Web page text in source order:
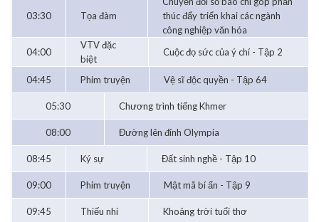
03:30 Tọa đàm
thúc đẩy triển khai các ngành
công nghiệp văn hóa
04:00
VTV đặc
biệt
Cuộc đọ sức của ý chí - Tập 2
04:45 Phim truyện Vệ sĩ độc quyền - Tập 64
05:30 Chương trình tiếng Khmer
08:00 Đường lên đỉnh Olympia
08:45 Ký sự Đất sinh nghề - Tập 10
09:00 Phim truyện Mật mã bí ẩn - Tập 9
09:45 Thiếu nhi Khoảng trời tuổi thơ